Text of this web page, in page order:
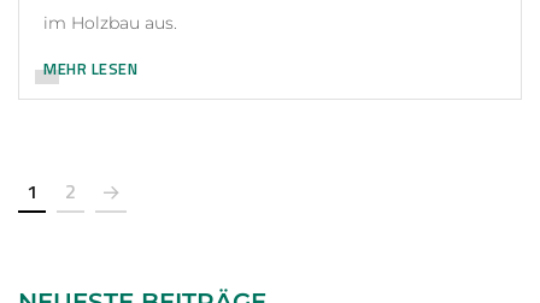
im Holzbau aus.
MEHR LESEN
1 2